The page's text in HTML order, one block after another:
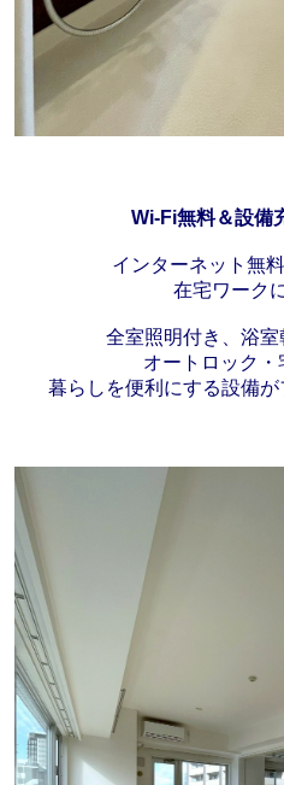
Wi-Fi無料＆設備
インターネット無
在宅ワーク
全室照明付き、浴室
オートロック
暮らしを便利にする設備が